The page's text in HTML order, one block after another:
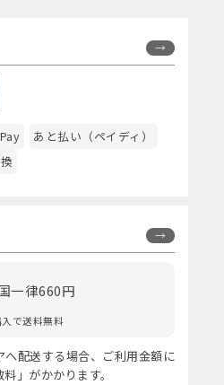
あと払い（ペイディ）
一律660円
で送料無料
配送する場合、ご利用金額に
」がかかります。